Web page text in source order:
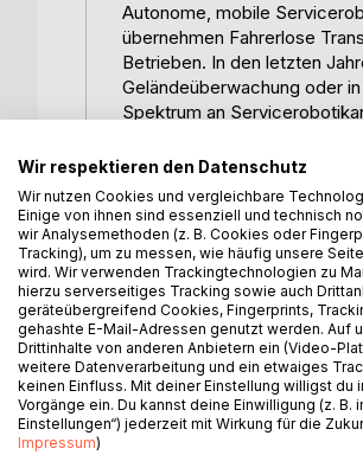
Autonome, mobile
übernehmen Fahrerlose
Betrieben. In den letzten
Geländeüberwachung oder
Spektrum an
Fertigungsaufgaben in der
Alten- und Krankenpflege
Navigation eine
In dieser Dissertation wird
Umweltmodell vorhält, die
lokalen Umgebung flexibel
Menschen einen Weg durch
aus dem mittels eines
Positionen", die
werden kann.
Wir respektieren den Datenschutz
Wir nutzen Cookies und vergleichbare
Einige von ihnen sind essenziell und technisch
wir Analysemethoden (z. B. Cookies oder
Tracking), um zu messen, wie häufig unsere
wird. Wir verwenden Trackingtechnologien zu
hierzu serverseitiges Tracking sowie auch
geräteübergreifend Cookies, Fingerprints,
gehashte E-Mail-Adressen genutzt werden. Auf
Drittinhalte von anderen Anbietern ein (Video-
weitere Datenverarbeitung und ein etwaiges
keinen Einfluss. Mit deiner Einstellung willigst du
Vorgänge ein. Du kannst deine Einwilligung (z. B.
Einstellungen“) jederzeit mit Wirkung für die
Impressum)